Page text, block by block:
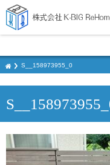
S__158973955_0